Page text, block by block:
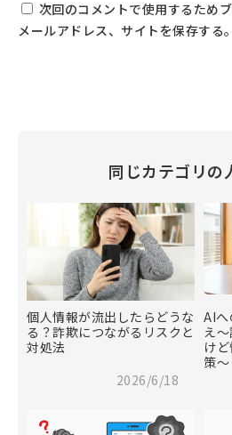
次回のコメントで使用するため
メールアドレス、サイトを保存する。
同じカテゴリの
個人情報が流出したらどうな
る？詐欺につながるリスクと
対処法
2026/6/18
AIへ
え
け
策〜